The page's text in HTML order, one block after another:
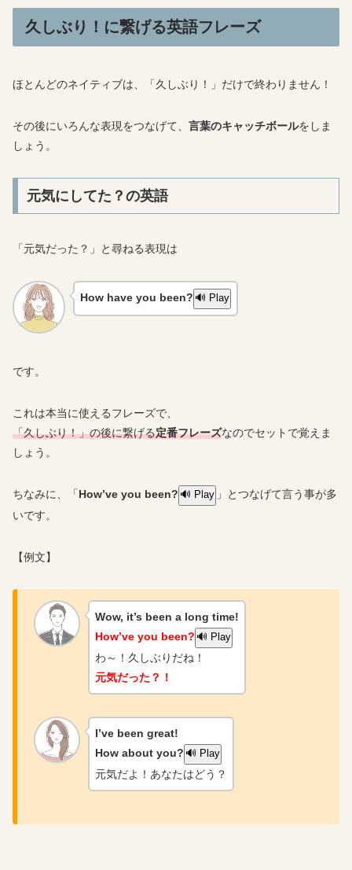
久しぶり！に繋げる英語フレーズ
ほとんどのネイティブは、「久しぶり！」だけで終わりません！
その後にいろんな表現をつなげて、 言葉のキャッチボールをしま
しょう。
元気にしてた？の英語
「元気だった？」と尋ねる表現は
How have you been? 🔊 Play
です。
これは本当に使えるフレーズで、
「久しぶり！」の後に繋げる定番フレーズなのでセットで覚えま
しょう。
ちなみに、「How’ve you been? 🔊 Play 」とつなげて言う事が多
いです。
【例文】
Wow, it’s been a long time!
How’ve you been? 🔊 Play
わ～！久しぶりだね！
元気だった？！
I’ve been great!
How about you? 🔊 Play
元気だよ！あなたはどう？